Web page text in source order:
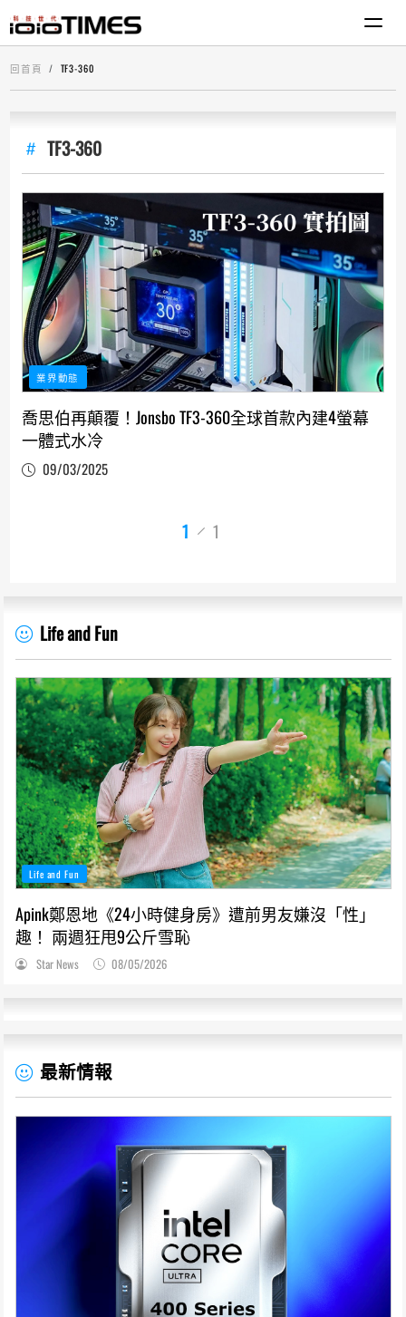
回首頁 TF3-360
TF3-360
業界動態
喬思伯再顛覆！Jonsbo TF3-360全球首款內建4螢幕
一體式水冷
09/03/2025
1 1
Life and Fun
Life and Fun
Apink鄭恩地《24小時健身房》遭前男友嫌沒「性」
趣！ 兩週狂甩9公斤雪恥
Star News 08/05/2026
最新情報